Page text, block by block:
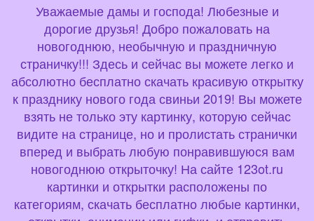
Уважаемые дамы и господа! Любезные и
дорогие друзья! Добро пожаловать на
новогоднюю, необычную и праздничную
страничку!!! Здесь и сейчас вы можете легко и
абсолютно бесплатно скачать красивую открытку
к празднику нового года свиньи 2019! Вы можете
взять не только эту картинку, которую сейчас
видите на странице, но и пролистать странички
вперед и выбрать любую понравившуюся вам
новогоднюю открыточку! На сайте 123ot.ru
картинки и открытки расположены по
категориям, скачать бесплатно любые картинки,